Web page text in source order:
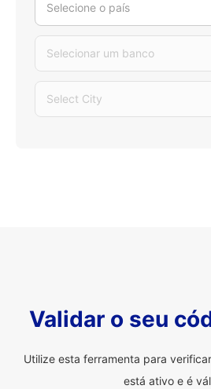
Selecione o país
Selecionar um banco
Select City
Validar o seu
Utilize esta ferramenta para
está ativo e é